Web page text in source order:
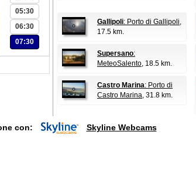
05:30
06:30
07:30
Gallipoli: Porto di Gallipoli,
17.5 km.
Supersano:
MeteoSalento, 18.5 km.
Castro Marina: Porto di
Castro Marina, 31.8 km.
con: Skyline Webcams